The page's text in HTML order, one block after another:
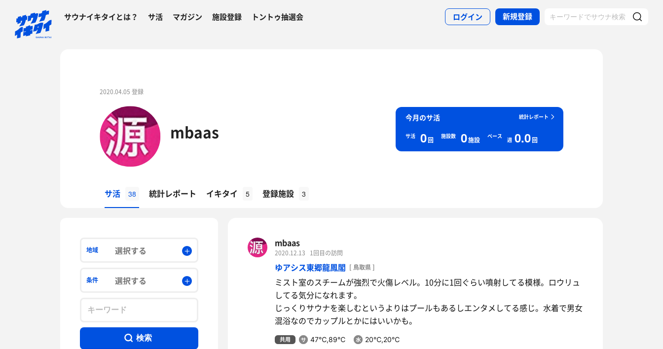
サウナイキタイとは？ サ活 マガジン 施設登録 トントゥ抽選会 ログイン 新規登録
2020.04.05 登録
mbaas
統計レポート
今月のサ活
サ活 0回 施設数 0施設 ペース
週 0.0回
サ活 38 統計レポート イキタイ 5 登録施設 3
地域 選択する
条件 選択する
検索
mbaas
2020.12.13 1回目の訪問
ゆアシス東郷龍鳳閣 [ 鳥取県 ]
ミスト室のスチームが強烈で火傷レベル。10分に1回ぐらい噴射してる模様。ロウリュ
してる気分になれます。
じっくりサウナを楽しむというよりはプールもあるしエンタメしてる感じ。水着で男女
混浴なのでカップルとかにはいいかも。
共用 47℃,89℃ 20℃,20℃